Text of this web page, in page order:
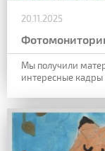
20.11.2025
Мы получили
интересные кадры